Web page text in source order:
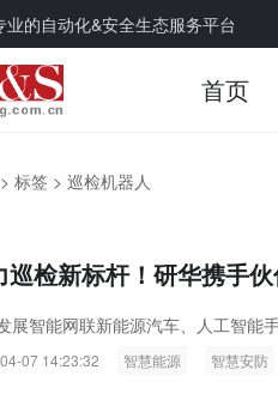
业的自动化&安全生态服务平台
首页
> 标签 > 巡检机器人
巡检新标杆！研华携手
展智能网联新能源汽车、人工智能
07 14:23:32 智慧能源 智慧安防